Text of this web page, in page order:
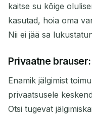
kaitse su kõige
kasutad, hoia oma
Nii ei jää sa
Privaatne
Enamik jälgimist
privaatsusele
Otsi tugevat